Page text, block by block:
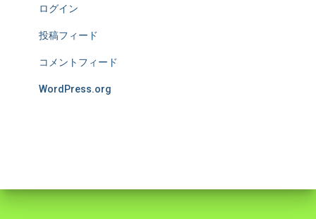
ログイン
投稿フィード
コメントフィード
WordPress.org